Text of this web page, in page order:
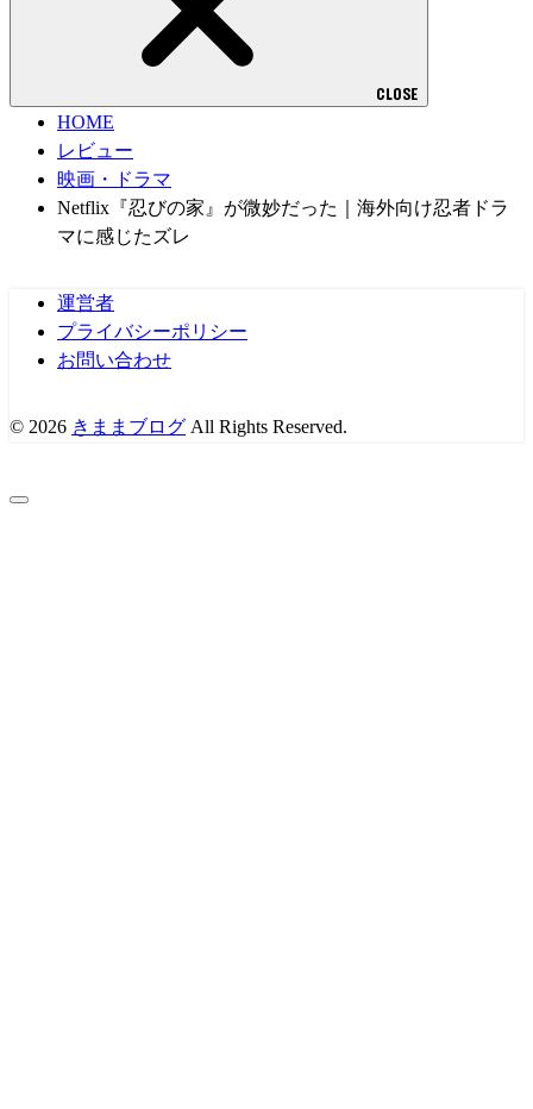
CLOSE
HOME
レビュー
映画・ドラマ
Netflix『忍びの家』が微妙だった｜海外向け忍者ドラ
マに感じたズレ
運営者
プライバシーポリシー
お問い合わせ
© 2026 きままブログ All Rights Reserved.